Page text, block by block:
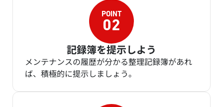
記録簿を提示しよう
メンテナンスの履歴が分かる整理記録簿があれ
ば、積極的に提示しましょう。